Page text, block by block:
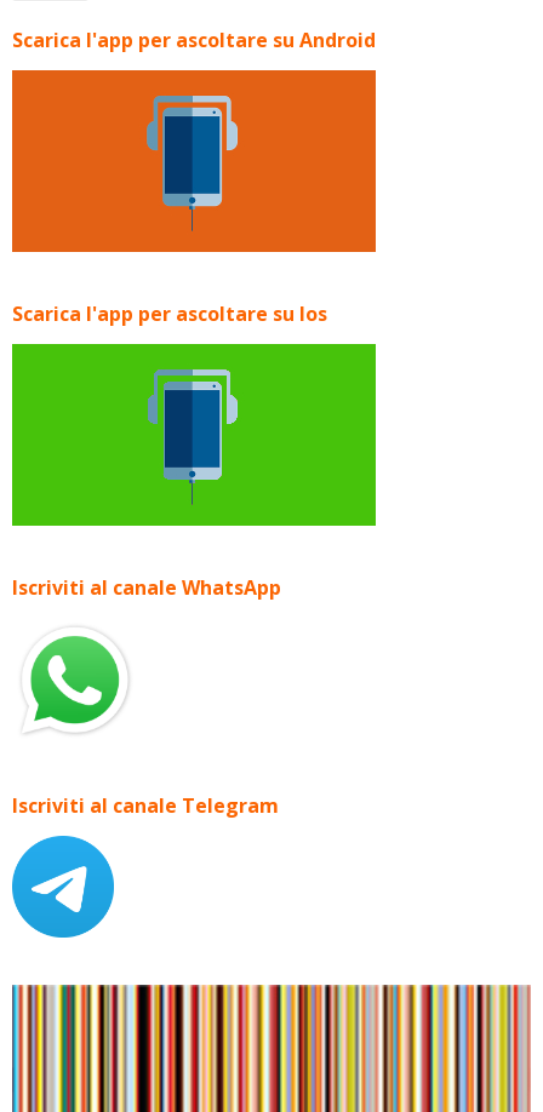
Scarica l'app per ascoltare su Android
Scarica l'app per ascoltare su Ios
Iscriviti al canale WhatsApp
Iscriviti al canale Telegram